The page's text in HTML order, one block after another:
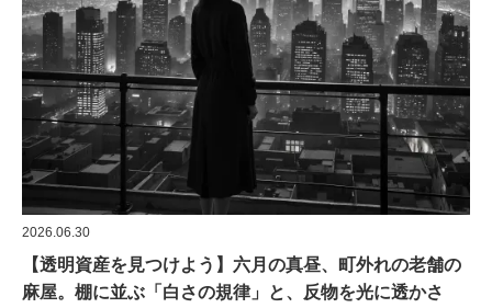
2026.06.30
【透明資産を見つけよう】六月の真昼、町外れの老舗の
麻屋。棚に並ぶ「白さの規律」と、反物を光に透かさ